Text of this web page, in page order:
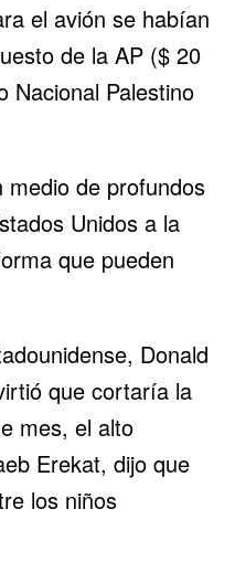
el avión se habían
de la AP ($ 20
Nacional Palestino
de profundos
Unidos a la
que pueden
Donald
que cortaría la
mes, el alto
Erekat, dijo que
los niños